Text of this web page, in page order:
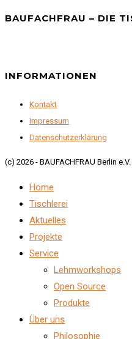
BAUFACHFRAU – DIE
INFORMATIONEN
Kontakt
Impressum
Datenschutzerklärung
(c) 2026 - BAUFACHFRAU Berlin e.V.
Home
Tischlerei
Aktuelles
Projekte
Service
Lehmworkshops
Open Source
Produkte
Über uns
Philosophie